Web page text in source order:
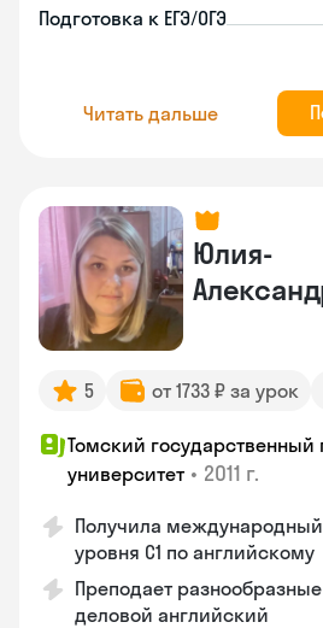
Подготовка к ЕГЭ/ОГЭ
Читать дальше
Юлия-
5 от 1733 ₽ за урок
Томский государственный
университет • 2011 г.
Получила
уровня C1 по английскому
Преподает
деловой английский